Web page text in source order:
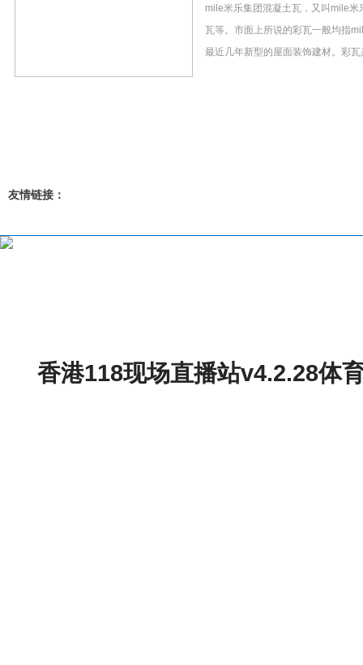
mile米乐集团混凝土瓦，又叫mile米
瓦等。市面上所说的彩瓦一般均指
最近几年新型的屋面装饰建材。彩
友情链接：
香港118现场直播站v4.2.28体